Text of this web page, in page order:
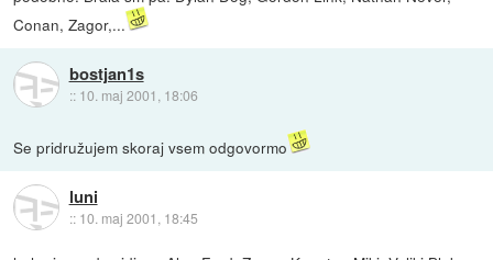
Conan, Zagor,...
bostjan1s
:: 10. maj 2001, 18:06
Se pridružujem skoraj vsem odgovormo
luni
:: 10. maj 2001, 18:45